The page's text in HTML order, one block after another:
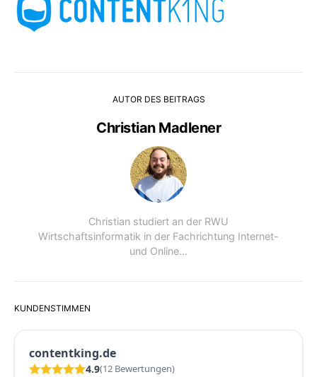
AUTOR DES BEITRAGS
Christian Madlener
Christian studiert an der RWU
Wirtschaftsinformatik in der Fachrichtung Internet-
und Online…
KUNDENSTIMMEN
contentking.de
4.9(12 Bewertungen)